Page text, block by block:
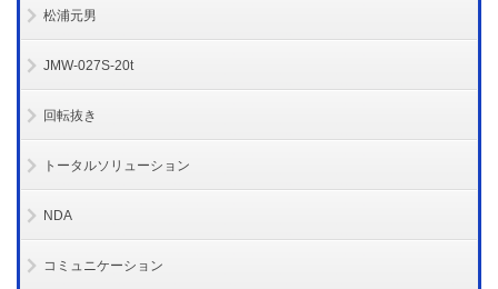
松浦元男
JMW-027S-20t
回転抜き
トータルソリューション
NDA
コミュニケーション